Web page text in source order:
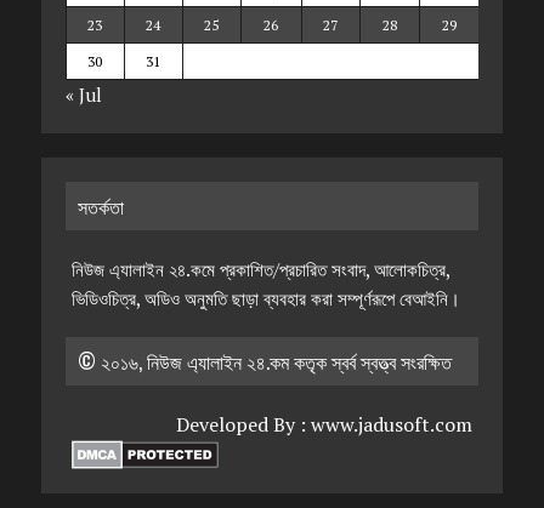
23
24 25 26 27 28
29
30
31
« Jul
সতর্কতা
নিউজ এ্যালাইন ২৪.কমে প্রকাশিত/প্রচারিত সংবাদ, আলোকচিত্র,
ভিডিওচিত্র, অডিও অনুমতি ছাড়া ব্যবহার করা সম্পূর্ণরূপে বেআইনি।
© ২০১৬, নিউজ এ্যালাইন ২৪.কম কতৃক স্বর্ব স্বত্ত্ব সংরক্ষিত
Developed By :www.jadusoft.com